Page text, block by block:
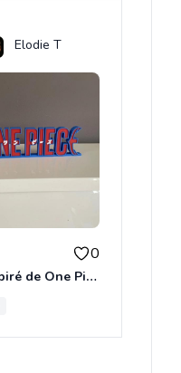
Elodie T
0
Logo inspiré de One Piece Baggy